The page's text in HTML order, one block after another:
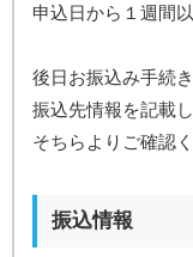
申込日から１週間
後日お振込み手続
振込先情報を記載
そちらよりご確認く
振込情報